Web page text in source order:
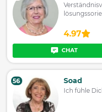
4.97
CHAT
56 Soad
Ich fühle